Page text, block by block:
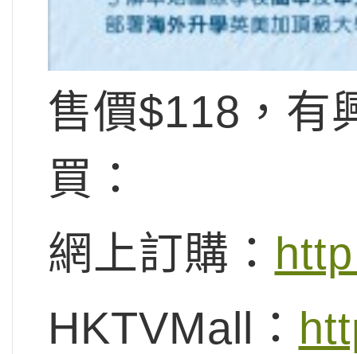
售價$118，有
買：
網上訂購：
HKTVMall：